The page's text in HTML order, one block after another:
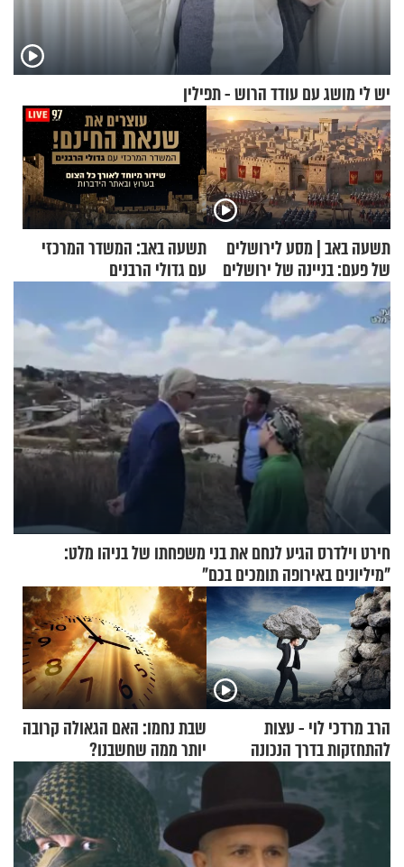
יש לי מושג עם עודד הרוש - תפילין
תשעה באב | מסע לירושלים
של פעם: בניינה של ירושלים
תשעה באב: המשדר המרכזי
עם גדולי הרבנים
חירט וילדרס הגיע לנחם את בני משפחתו של בניהו מלט:
"מיליונים באירופה תומכים בכם"
הרב מרדכי לוי - עצות
להתחזקות בדרך הנכונה
שבת נחמו: האם הגאולה קרובה
יותר ממה שחשבנו?